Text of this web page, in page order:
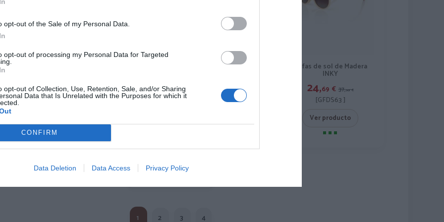
opt-out of the Sale of my Personal Data.
opt-out of processing my Personal Data for Targeted
opt-out of Collection, Use, Retention, Sale, and/or Sharing
Data that Is Unrelated with the Purposes for which it
CONFIRM
Data Deletion Data Access Privacy Policy
de Madera
TIGER
74 € 34,99 €
]
19,19 € 31,99 €
[GFJA02 ]
Gafas de sol de Madera
€ 34,99 €
[GFDS64 ]
Gafas de sol de Madera
INKY
24,69 € 37,99 €
[GFDS63 ]
Ver producto
1 2 3 4